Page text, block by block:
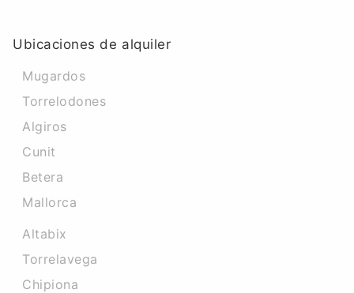
Ubicaciones de alquiler
Mugardos
Torrelodones
Algiros
Cunit
Betera
Mallorca
Altabix
Torrelavega
Chipiona